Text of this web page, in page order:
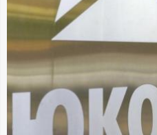
Т
И
М
А